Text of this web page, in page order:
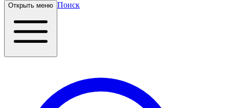
Открыть меню Поиск